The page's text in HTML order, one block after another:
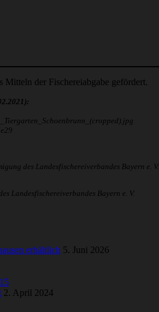
der Fischereiabgabe gefördert.
des Landesfischereiverbandes Bayern e. V.
Landesfischereiverbandes Bayern e. V.
erhältlich 5. Juni 2026
2. April 2024